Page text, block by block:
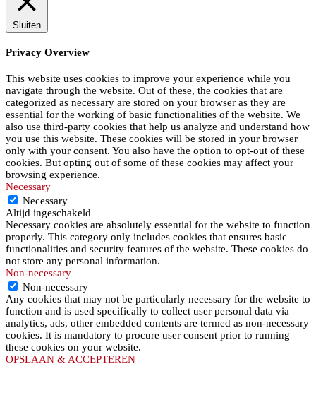
Sluiten
Privacy Overview
This website uses cookies to improve your experience while you
navigate through the website. Out of these, the cookies that are
categorized as necessary are stored on your browser as they are
essential for the working of basic functionalities of the website. We
also use third-party cookies that help us analyze and understand how
you use this website. These cookies will be stored in your browser
only with your consent. You also have the option to opt-out of these
cookies. But opting out of some of these cookies may affect your
browsing experience.
Necessary
Necessary
Altijd ingeschakeld
Necessary cookies are absolutely essential for the website to function
properly. This category only includes cookies that ensures basic
functionalities and security features of the website. These cookies do
not store any personal information.
Non-necessary
Non-necessary
Any cookies that may not be particularly necessary for the website to
function and is used specifically to collect user personal data via
analytics, ads, other embedded contents are termed as non-necessary
cookies. It is mandatory to procure user consent prior to running
these cookies on your website.
OPSLAAN & ACCEPTEREN